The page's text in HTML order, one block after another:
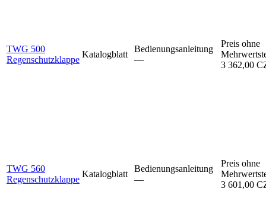
TWG 500
Regenschutzklappe
Katalogblatt
Bedienungsanleitung
–⁠–⁠
Preis ohne
3 362,00
TWG 560
Regenschutzklappe
Katalogblatt
Bedienungsanleitung
–⁠–⁠
Preis ohne
3 601,00